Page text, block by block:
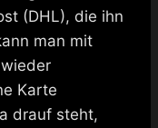
(DHL), die ihn
man mit
Karte
drauf steht,